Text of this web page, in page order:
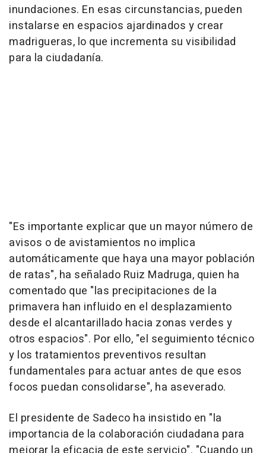
inundaciones. En esas circunstancias, pueden
instalarse en espacios ajardinados y crear
madrigueras, lo que incrementa su visibilidad
para la ciudadanía.
"Es importante explicar que un mayor número de
avisos o de avistamientos no implica
automáticamente que haya una mayor población
de ratas", ha señalado Ruiz Madruga, quien ha
comentado que "las precipitaciones de la
primavera han influido en el desplazamiento
desde el alcantarillado hacia zonas verdes y
otros espacios". Por ello, "el seguimiento técnico
y los tratamientos preventivos resultan
fundamentales para actuar antes de que esos
focos puedan consolidarse", ha aseverado.
El presidente de Sadeco ha insistido en "la
importancia de la colaboración ciudadana para